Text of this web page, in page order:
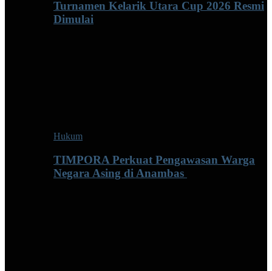
Turnamen Kelarik Utara Cup 2026 Resmi
Dimulai
Hukum
TIMPORA Perkuat Pengawasan Warga
Negara Asing di Anambas ‎